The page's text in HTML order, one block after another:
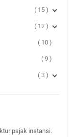
15
12
10
9
3
pajak instansi.